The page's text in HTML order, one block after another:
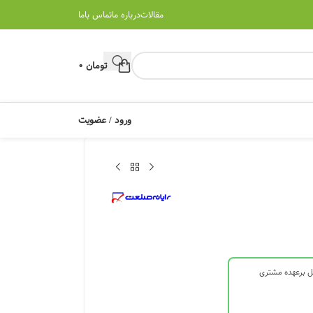
مقالاتدرباره ماتماس باما
تومان
ورود / عضویت
برعهده مشتری